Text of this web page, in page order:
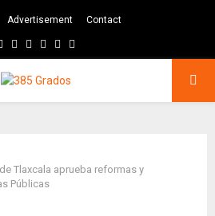
Advertisement Contact
Facebook
TwitterInstagram
Pinterest
Google
Tlaxcala aprueba reformas y
Públicas